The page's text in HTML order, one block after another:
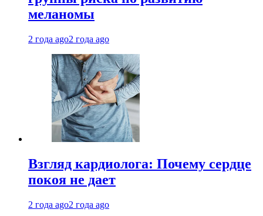
меланомы
2 года ago2 года ago
Взгляд кардиолога: Почему сердце
покоя не дает
2 года ago2 года ago